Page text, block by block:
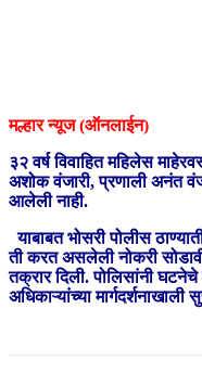
मल्हार न्यूज (ऑनलाईन)
३२ वर्ष विवाहित महिलेस
अशोक वंजारी, प्रणाली अनंत
आलेली नाही.
याबाबत भोसरी पोलीस
ती करत असलेली नोकरी
तक्रार दिली. पोलिसांनी
अधिकाऱ्यांच्या